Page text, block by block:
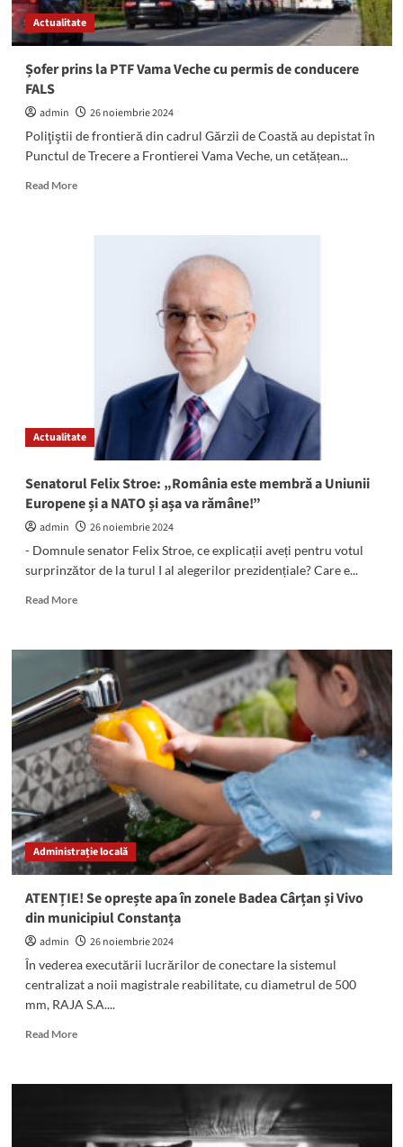
de
polițiștii
de
în
Vama
Actualitate
Șofer prins la PTF Vama Veche cu permis de conducere
FALS
admin
26 noiembrie 2024
Poliţiştii de frontieră din cadrul Gărzii de Coastă au depistat în
Punctul de Trecere a Frontierei Vama Veche, un cetățean...
Read MoreRead
Șofer
conducere
Actualitate
Senatorul Felix Stroe: „România este membră a Uniunii
Europene și a NATO și așa va rămâne!”
admin
26 noiembrie 2024
- Domnule senator Felix Stroe, ce explicații aveți pentru votul
surprinzător de la turul I al alegerilor prezidențiale? Care e...
Read MoreRead
Senatorul
Felix
Stroe:
„România
este
membră
a
Uniunii
Europene
și
a
NATO
și
așa
rămâne!”
Administrație locală
ATENȚIE! Se oprește apa în zonele Badea Cârțan și Vivo
din municipiul Constanța
admin
26 noiembrie 2024
În vederea executării lucrărilor de conectare la sistemul
centralizat a noii magistrale reabilitate, cu diametrul de 500
mm, RAJA S.A....
Read MoreRead
ATENȚIE!
apa